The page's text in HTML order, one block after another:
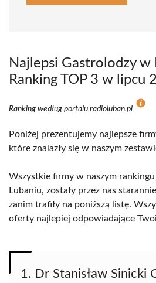
Najlepsi Gastrolodzy w
Ranking TOP 3 w lipcu
Ranking według portalu radioluban.pl
Poniżej prezentujemy najlepsze
które znalazły się w naszym
Wszystkie firmy w naszym
Lubaniu, zostały przez nas
zanim trafiły na poniższą listę.
oferty najlepiej odpowiadające
1. Dr Stanisław Sinicki